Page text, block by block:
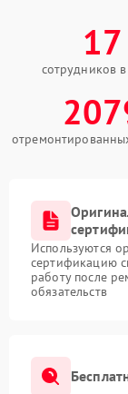
17
сотрудников
Используются
сертификацию
работу после
обязательств